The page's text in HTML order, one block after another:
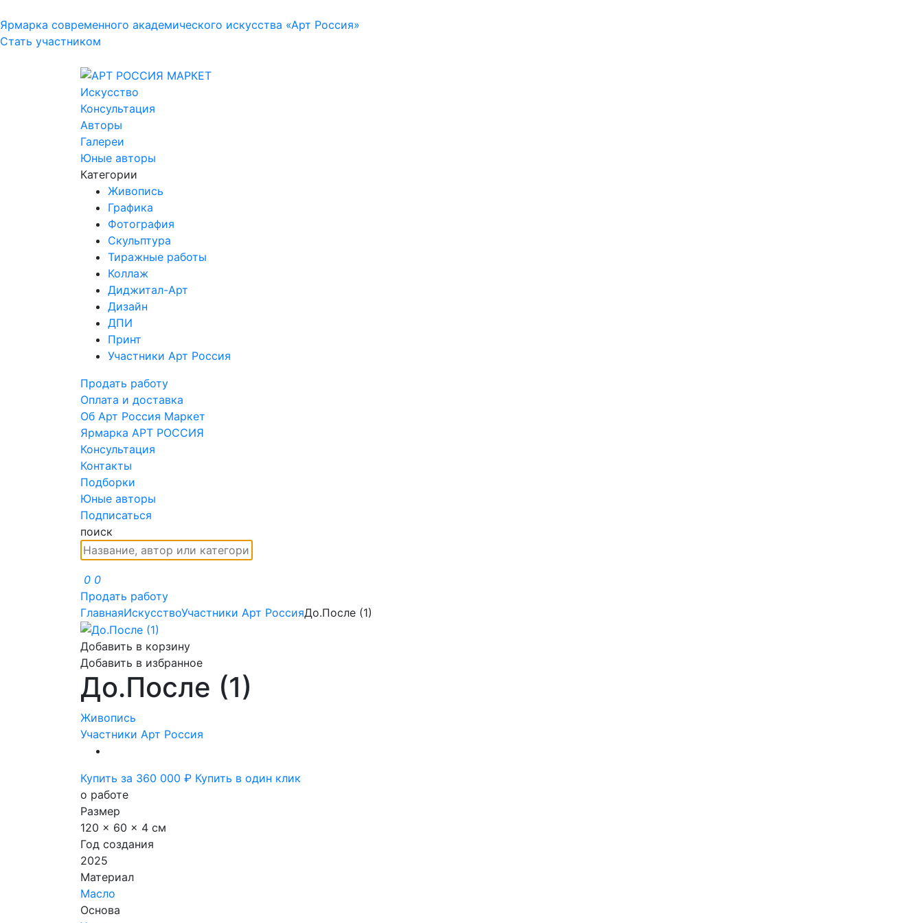
Ярмарка современного академического искусства «Арт Россия»
Стать участником
Искусство
Консультация
Авторы
Галереи
Юные авторы
Категории
Живопись
Графика
Фотография
Скульптура
Тиражные работы
Коллаж
Диджитал-Арт
Дизайн
ДПИ
Принт
Участники Арт Россия
Продать работу
Оплата и доставка
Об Арт Россия Маркет
Ярмарка АРТ РОССИЯ
Консультация
Контакты
Подборки
Юные авторы
Подписаться
поиск
0 0
Продать работу
ГлавнаяИскусствоУчастники Арт РоссияДо.После (1)
Добавить в корзину
Добавить в избранное
До.После (1)
Живопись
Участники Арт Россия
Купить за 360 000 ₽ Купить в один клик
о работе
Размер
120 x 60 x 4 см
Год создания
2025
Материал
Масло
Основа